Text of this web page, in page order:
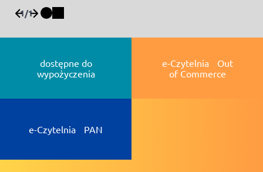
1/1
dostępne do
wypożyczenia
e-Czytelnia Out
of Commerce
e-Czytelnia PAN